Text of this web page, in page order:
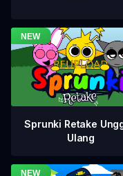
Sprunki Retake
Ulang